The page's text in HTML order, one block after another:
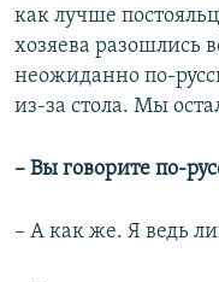
как лучше
хозяева разошлись
неожиданно по-
из-за стола. Мы
– Вы говорите по-
– А как же. Я ведь